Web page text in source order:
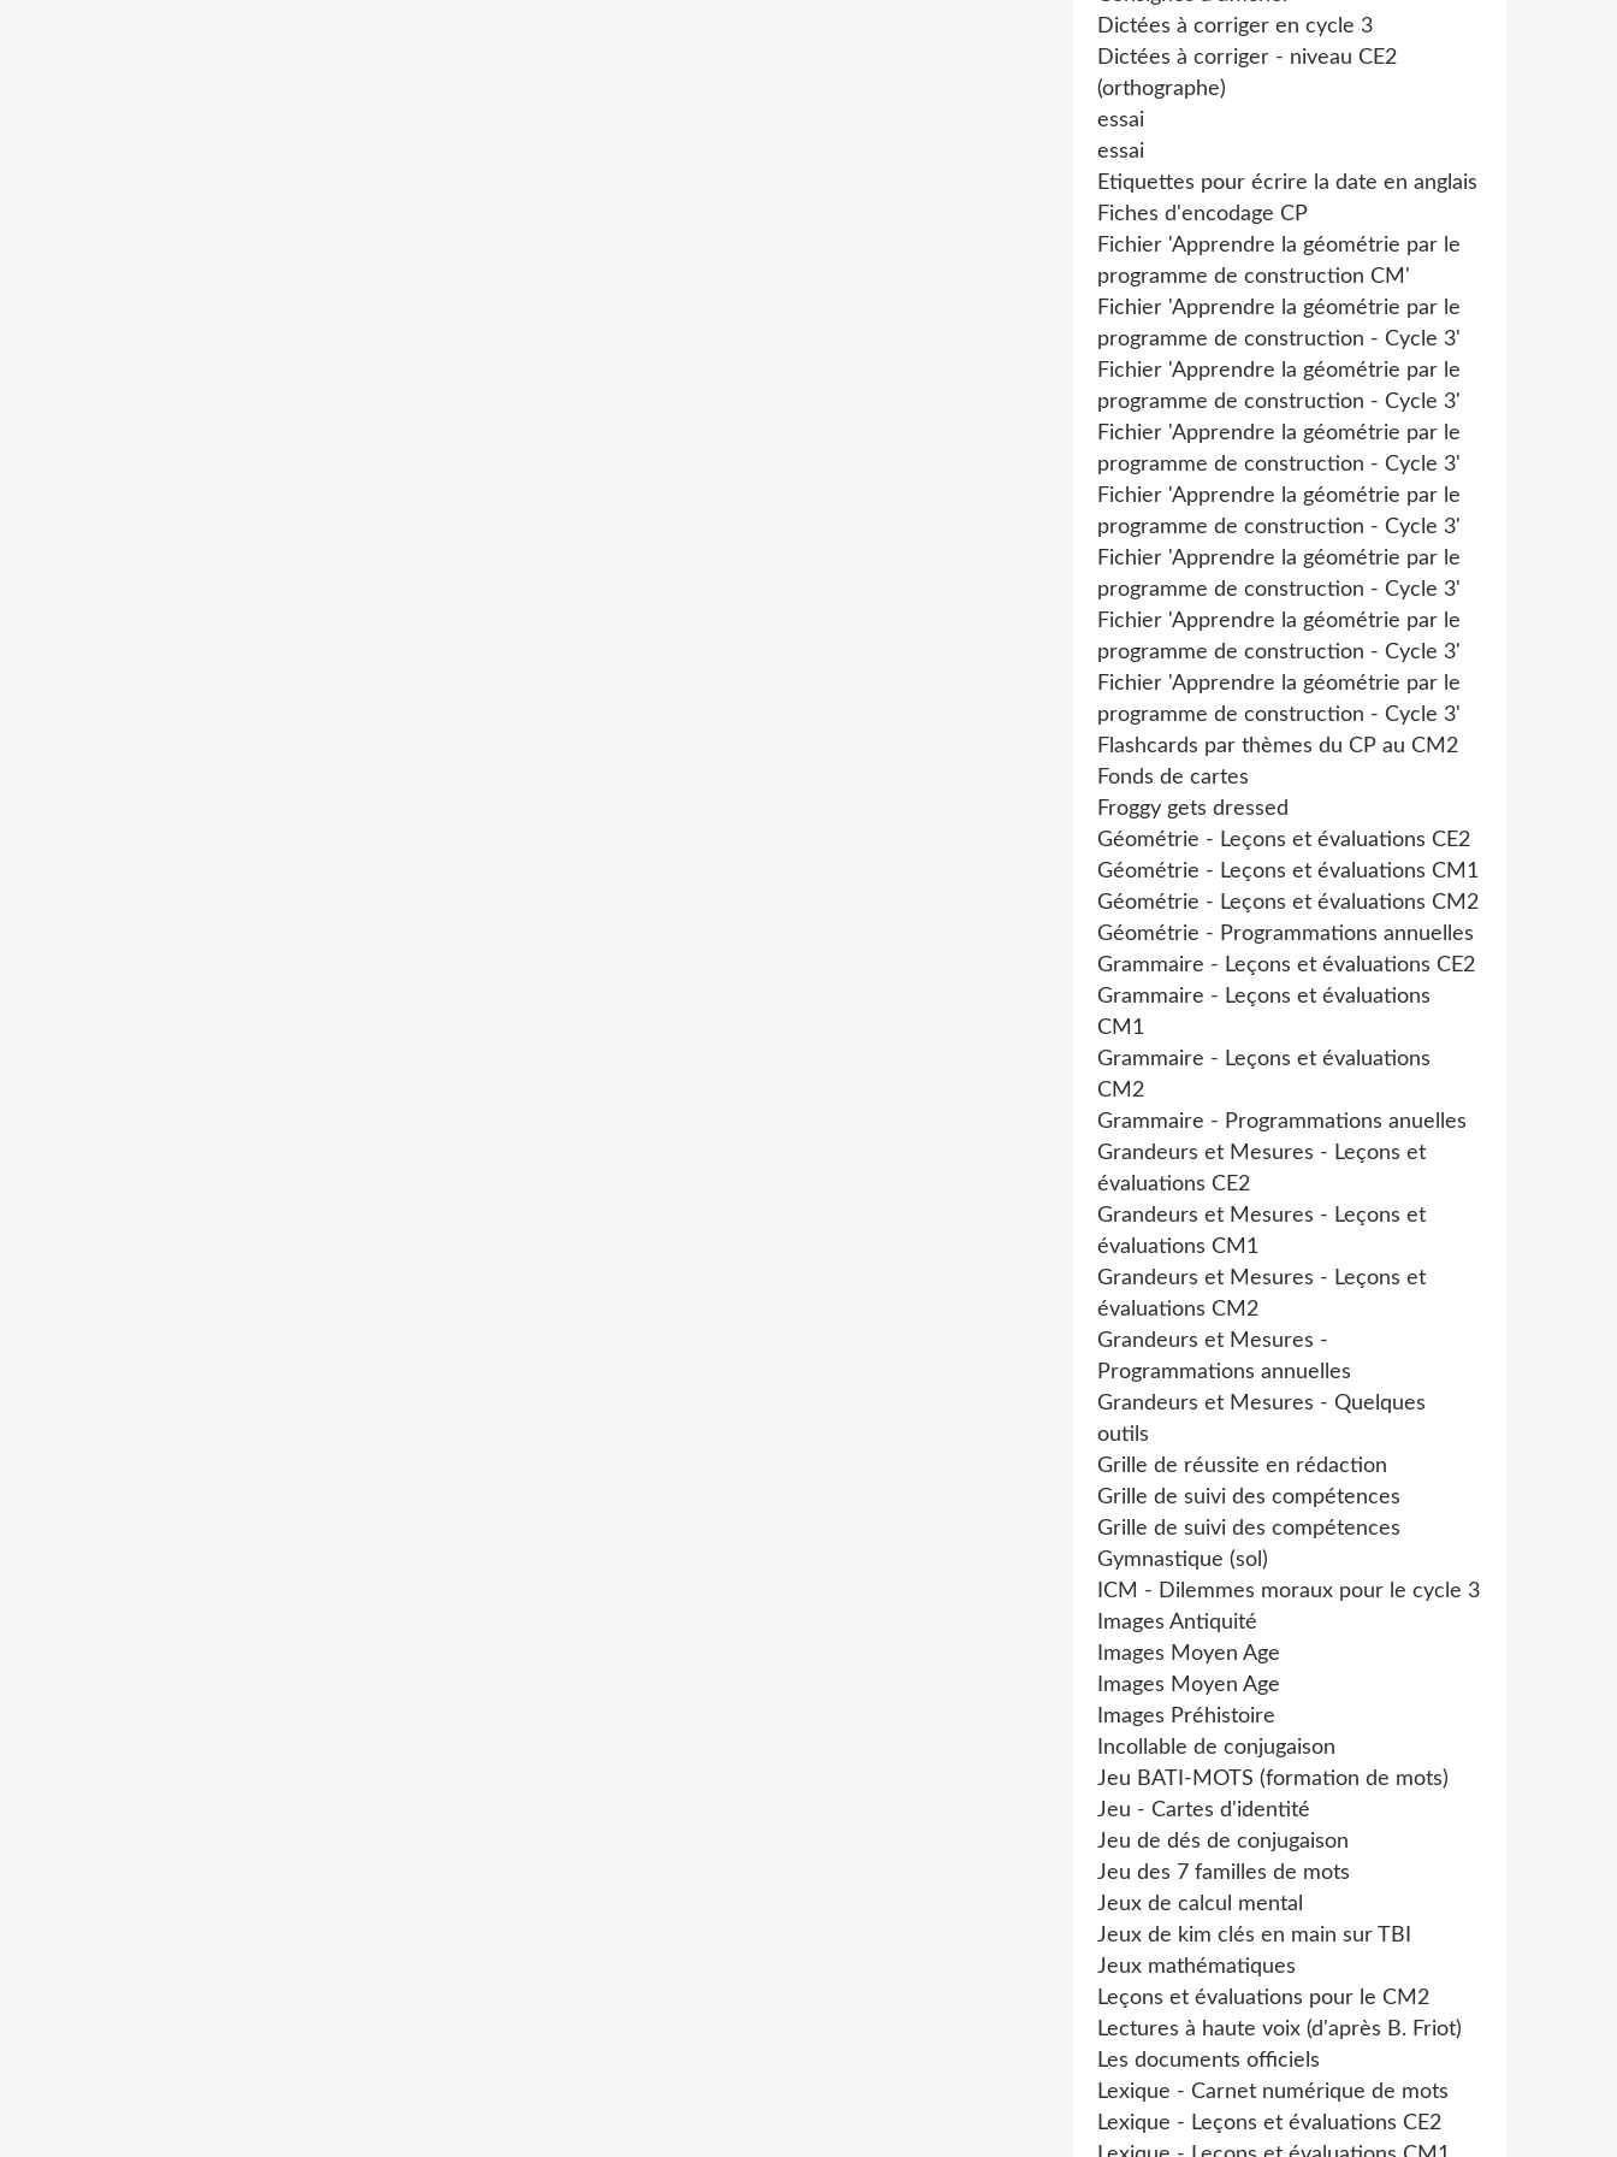
Dictées à corriger en cycle 3
Dictées à corriger - niveau CE2
(orthographe)
essai
essai
Etiquettes pour écrire la date en anglais
Fiches d'encodage CP
Fichier 'Apprendre la géométrie par le
programme de construction CM'
Fichier 'Apprendre la géométrie par le
programme de construction - Cycle 3'
Fichier 'Apprendre la géométrie par le
programme de construction - Cycle 3'
Fichier 'Apprendre la géométrie par le
programme de construction - Cycle 3'
Fichier 'Apprendre la géométrie par le
programme de construction - Cycle 3'
Fichier 'Apprendre la géométrie par le
programme de construction - Cycle 3'
Fichier 'Apprendre la géométrie par le
programme de construction - Cycle 3'
Fichier 'Apprendre la géométrie par le
programme de construction - Cycle 3'
Flashcards par thèmes du CP au CM2
Fonds de cartes
Froggy gets dressed
Géométrie - Leçons et évaluations CE2
Géométrie - Leçons et évaluations CM1
Géométrie - Leçons et évaluations CM2
Géométrie - Programmations annuelles
Grammaire - Leçons et évaluations CE2
Grammaire - Leçons et évaluations
CM1
Grammaire - Leçons et évaluations
CM2
Grammaire - Programmations anuelles
Grandeurs et Mesures - Leçons et
évaluations CE2
Grandeurs et Mesures - Leçons et
évaluations CM1
Grandeurs et Mesures - Leçons et
évaluations CM2
Grandeurs et Mesures -
Programmations annuelles
Grandeurs et Mesures - Quelques
outils
Grille de réussite en rédaction
Grille de suivi des compétences
Grille de suivi des compétences
Gymnastique (sol)
ICM - Dilemmes moraux pour le cycle 3
Images Antiquité
Images Moyen Age
Images Moyen Age
Images Préhistoire
Incollable de conjugaison
Jeu BATI-MOTS (formation de mots)
Jeu - Cartes d'identité
Jeu de dés de conjugaison
Jeu des 7 familles de mots
Jeux de calcul mental
Jeux de kim clés en main sur TBI
Jeux mathématiques
Leçons et évaluations pour le CM2
Lectures à haute voix (d'après B. Friot)
Les documents officiels
Lexique - Carnet numérique de mots
Lexique - Leçons et évaluations CE2